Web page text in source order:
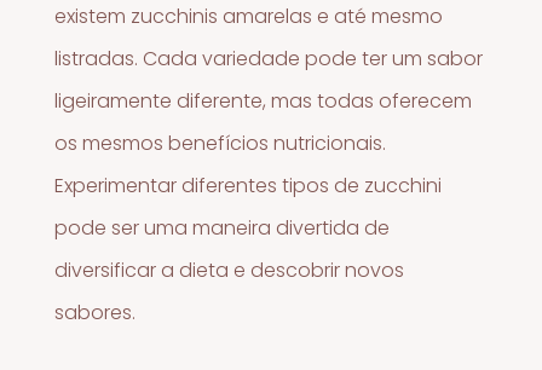
existem zucchinis amarelas e até mesmo
listradas. Cada variedade pode ter um sabor
ligeiramente diferente, mas todas oferecem
os mesmos benefícios nutricionais.
Experimentar diferentes tipos de zucchini
pode ser uma maneira divertida de
diversificar a dieta e descobrir novos
sabores.